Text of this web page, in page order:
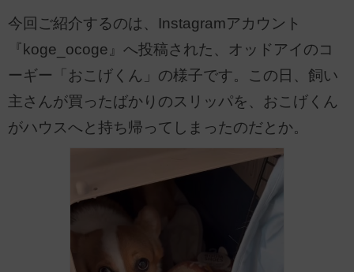
今回ご紹介するのは、Instagramアカウント
『koge_ocoge』へ投稿された、オッドアイのコ
ーギー「おこげくん」の様子です。この日、飼い
主さんが買ったばかりのスリッパを、おこげくん
がハウスへと持ち帰ってしまったのだとか。